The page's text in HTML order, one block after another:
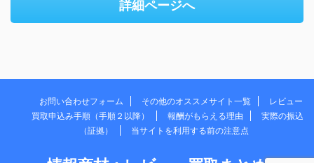
詳細ページへ
お問い合わせフォーム その他のオススメサイト一覧
レビュー
買取申込み手順（手順２以降）
報酬がもらえる理由
実際の振込
（証拠）
当サイトを利用する前の注意点